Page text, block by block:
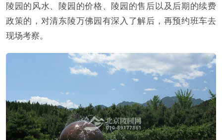
陵园的风水、陵园的价格、陵园的售后以及后期的续费
政策的，对清东陵万佛园有深入了解后，再预约班车去
现场考察。